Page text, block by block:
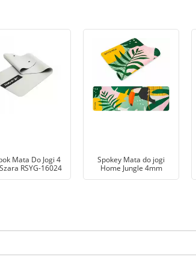
Mata Do Jogi 4
RSYG-16024
Spokey Mata do jogi
Home Jungle 4mm